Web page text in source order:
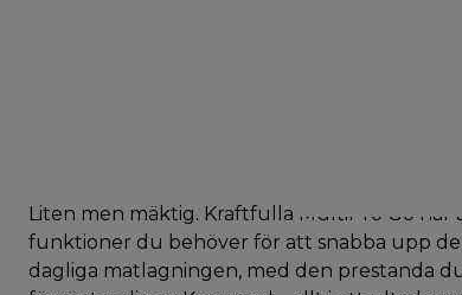
Liten men mäktig. Kraftfulla MultiPro Go har
funktioner du behöver för att snabba upp
dagliga matlagningen, med den prestanda